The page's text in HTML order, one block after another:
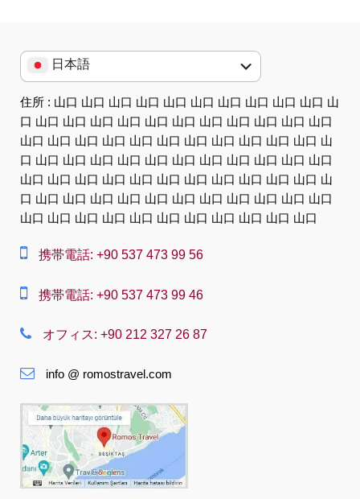
日本語
English
العربية
中文
Dansk
Nederlands
Slovenská
Deutsch
Ελληνική
हिंदी
Magyar
Indonesia
住所 : 山口 山口 山口 山口 山口 山口 山口 山口 山口 山口 山
口 山口 山口 山口 山口 山口 山口 山口 山口 山口 山口 山口
山口 山口 山口 山口 山口 山口 山口 山口 山口 山口 山口 山
口 山口 山口 山口 山口 山口 山口 山口 山口 山口 山口 山口
山口 山口 山口 山口 山口 山口 山口 山口 山口 山口 山口 山
口 山口 山口 山口 山口 山口 山口 山口 山口 山口 山口 山口
山口 山口 山口 山口 山口 山口 山口 山口 山口 山口 山口
携帯電話: +90 537 473 99 56
携帯電話: +90 537 473 99 46
オフィス: +90 212 327 26 87
info @ romostravel.com